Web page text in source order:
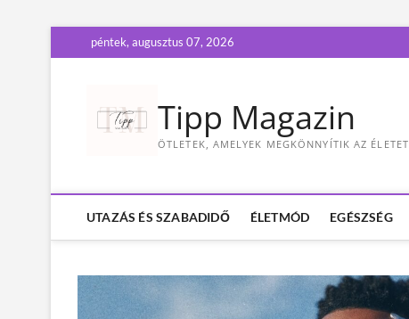
k
n
péntek, augusztus 07, 2026
Tipp Magazin
ÖTLETEK, AMELYEK MEGKÖNNYÍTIK AZ ÉLETET
UTAZÁS ÉS SZABADIDŐ ÉLETMÓD EGÉSZSÉG